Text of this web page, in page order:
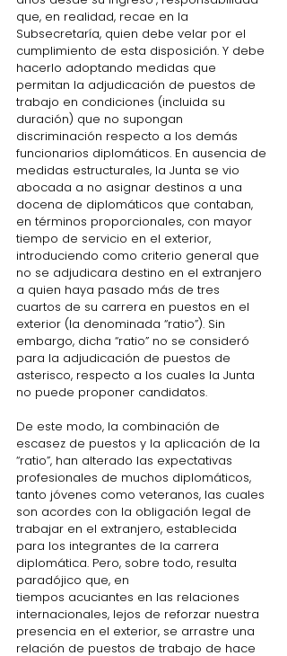
que, en realidad, recae en la
Subsecretaría, quien debe velar por el
cumplimiento de esta disposición. Y debe
hacerlo adoptando medidas que
permitan la adjudicación de puestos de
trabajo en condiciones (incluida su
duración) que no supongan
discriminación respecto a los demás
funcionarios diplomáticos. En ausencia de
medidas estructurales, la Junta se vio
abocada a no asignar destinos a una
docena de diplomáticos que contaban,
en términos proporcionales, con mayor
tiempo de servicio en el exterior,
introduciendo como criterio general que
no se adjudicara destino en el extranjero
a quien haya pasado más de tres
cuartos de su carrera en puestos en el
exterior (la denominada “ratio”). Sin
embargo, dicha “ratio” no se consideró
para la adjudicación de puestos de
asterisco, respecto a los cuales la Junta
no puede proponer candidatos.
De este modo, la combinación de
escasez de puestos y la aplicación de la
“ratio”, han alterado las expectativas
profesionales de muchos diplomáticos,
tanto jóvenes como veteranos, las cuales
son acordes con la obligación legal de
trabajar en el extranjero, establecida
para los integrantes de la carrera
diplomática. Pero, sobre todo, resulta
paradójico que, en
tiempos acuciantes en las relaciones
internacionales, lejos de reforzar nuestra
presencia en el exterior, se arrastre una
relación de puestos de trabajo de hace